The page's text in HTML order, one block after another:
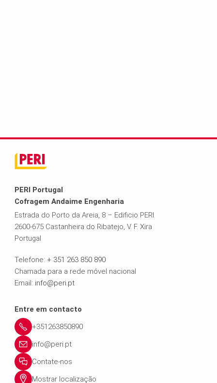
PERI Portugal
Cofragem Andaime Engenharia
Estrada do Porto da Areia, 8 – Edificio PERI
2600-675 Castanheira do Ribatejo, V. F. Xira
Portugal
Telefone: + 351 263 850 890
Chamada para a rede móvel nacional
Email: info@peri.pt
Entre em contacto
+351263850890
info@peri.pt
Contate-nos
Mostrar localização